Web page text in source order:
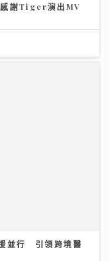
謝Tiger演出MV
並行 引領跨境醫